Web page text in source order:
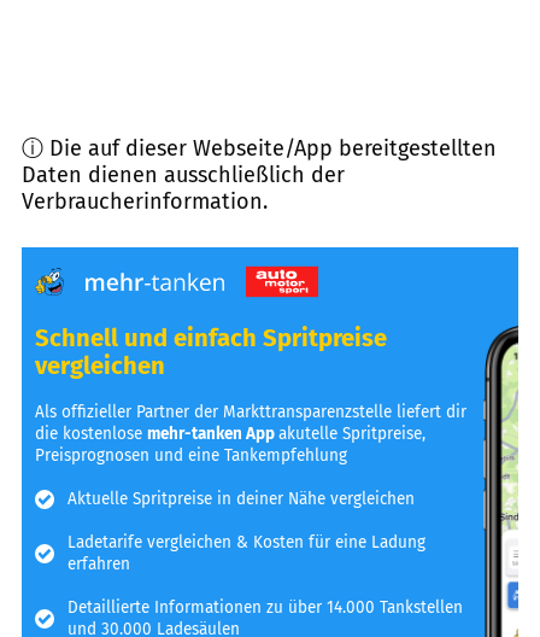
ⓘ Die auf dieser Webseite/App bereitgestellten
Daten dienen ausschließlich der
Verbraucherinformation.
Schnell und einfach Spritpreise
vergleichen
Als offizieller Partner der Markttransparenzstelle liefert dir
die kostenlosemehr-tanken Appakutelle Spritpreise,
Preisprognosen und eine Tankempfehlung
Aktuelle Spritpreise in deiner Nähe vergleichen
Ladetarife vergleichen & Kosten für eine Ladung
erfahren
Detaillierte Informationen zu über 14.000 Tankstellen
und 30.000 Ladesäulen